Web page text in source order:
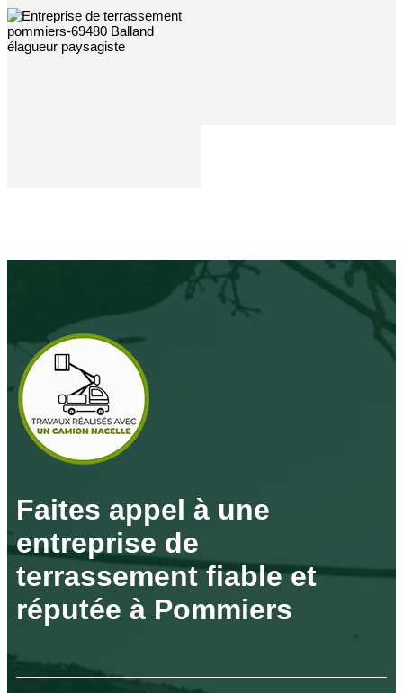
Faites appel à une
entreprise de
terrassement fiable et
réputée à Pommiers